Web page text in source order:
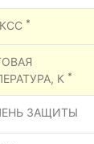
*
К *
ЗАЩИТЫ